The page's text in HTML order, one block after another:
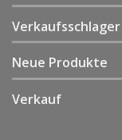
Verkaufsschlager
Neue Produkte
Verkauf